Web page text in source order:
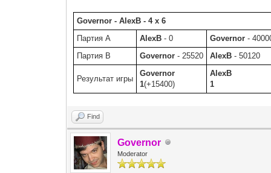
Governor - AlexB - 4 x 6
Партия A
AlexB - 0 Governor -
Партия B
Governor - 25520 AlexB - 50120
Результат игры
Governor
1(+15400)
AlexB
1
Find
Governor
Moderator